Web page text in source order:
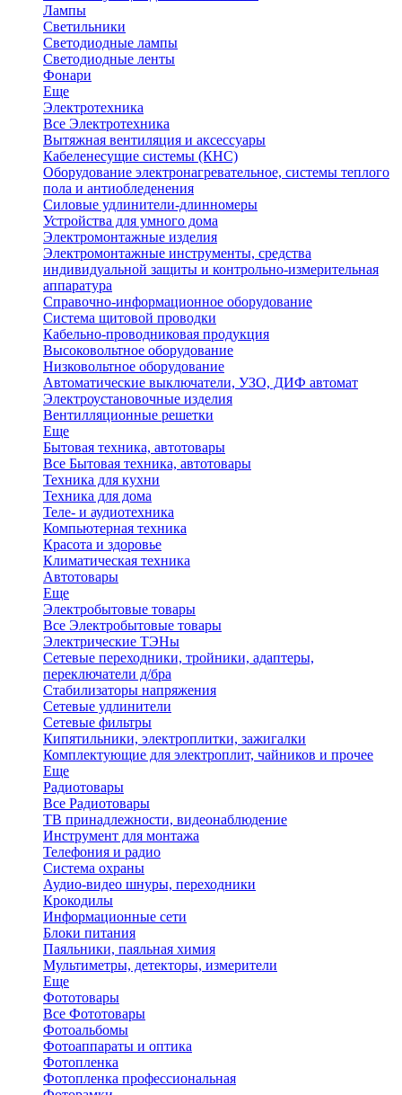
Лампы
Светильники
Светодиодные лампы
Светодиодные ленты
Фонари
Еще
Электротехника
Все Электротехника
Вытяжная вентиляция и аксессуары
Кабеленесущие системы (КНС)
Оборудование электронагревательное, системы теплого
пола и антиобледенения
Силовые удлинители-длинномеры
Устройства для умного дома
Электромонтажные изделия
Электромонтажные инструменты, средства
индивидуальной защиты и контрольно-измерительная
аппаратура
Справочно-информационное оборудование
Система щитовой проводки
Кабельно-проводниковая продукция
Высоковольтное оборудование
Низковольтное оборудование
Автоматические выключатели, УЗО, ДИФ автомат
Электроустановочные изделия
Вентилляционные решетки
Еще
Бытовая техника, автотовары
Все Бытовая техника, автотовары
Техника для кухни
Техника для дома
Теле- и аудиотехника
Компьютерная техника
Красота и здоровье
Климатическая техника
Автотовары
Еще
Электробытовые товары
Все Электробытовые товары
Электрические ТЭНы
Сетевые переходники, тройники, адаптеры,
переключатели д/бра
Стабилизаторы напряжения
Сетевые удлинители
Сетевые фильтры
Кипятильники, электроплитки, зажигалки
Комплектующие для электроплит, чайников и прочее
Еще
Радиотовары
Все Радиотовары
ТВ принадлежности, видеонаблюдение
Инструмент для монтажа
Телефония и радио
Система охраны
Аудио-видео шнуры, переходники
Крокодилы
Информационные сети
Блоки питания
Паяльники, паяльная химия
Мультиметры, детекторы, измерители
Еще
Фототовары
Все Фототовары
Фотоальбомы
Фотоаппараты и оптика
Фотопленка
Фотопленка профессиональная